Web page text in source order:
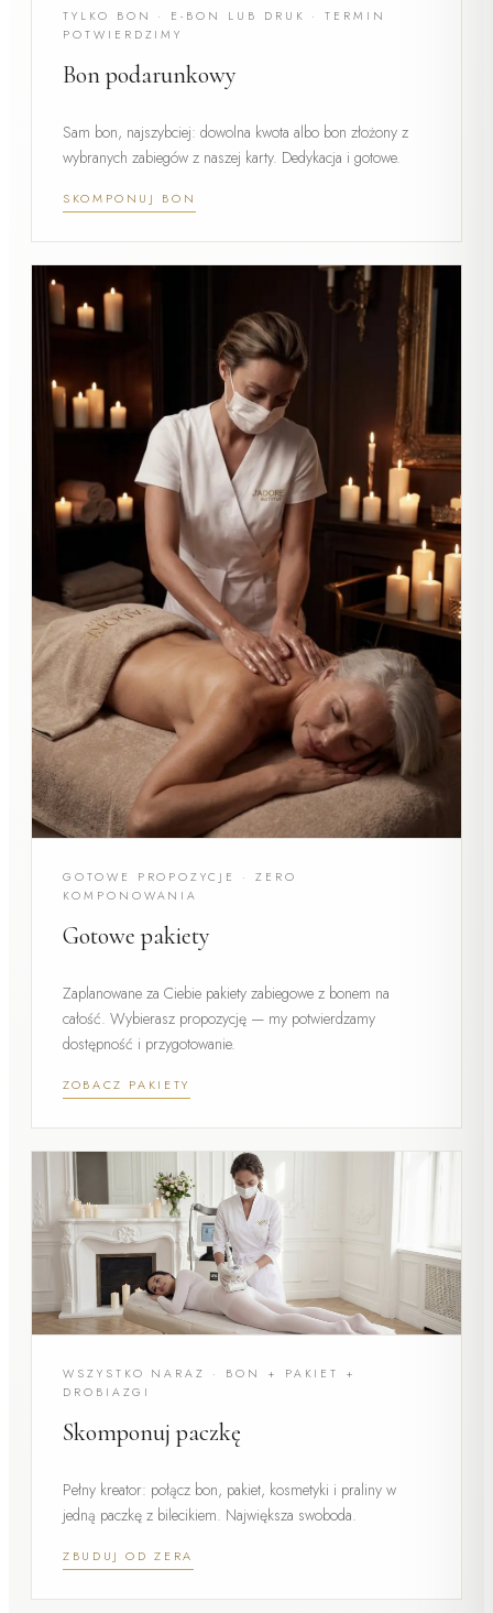
TYLKO BON · E-BON LUB DRUK · TERMIN
POTWIERDZIMY
Bon podarunkowy
Sam bon, najszybciej: dowolna kwota albo bon złożony z
wybranych zabiegów z naszej karty. Dedykacja i gotowe.
SKOMPONUJ BON
GOTOWE PROPOZYCJE · ZERO
KOMPONOWANIA
Gotowe pakiety
Zaplanowane za Ciebie pakiety zabiegowe z bonem na
całość. Wybierasz propozycję — my potwierdzamy
dostępność i przygotowanie.
ZOBACZ PAKIETY
WSZYSTKO NARAZ · BON + PAKIET +
DROBIAZGI
Skomponuj paczkę
Pełny kreator: połącz bon, pakiet, kosmetyki i praliny w
jedną paczkę z bilecikiem. Największa swoboda.
ZBUDUJ OD ZERA